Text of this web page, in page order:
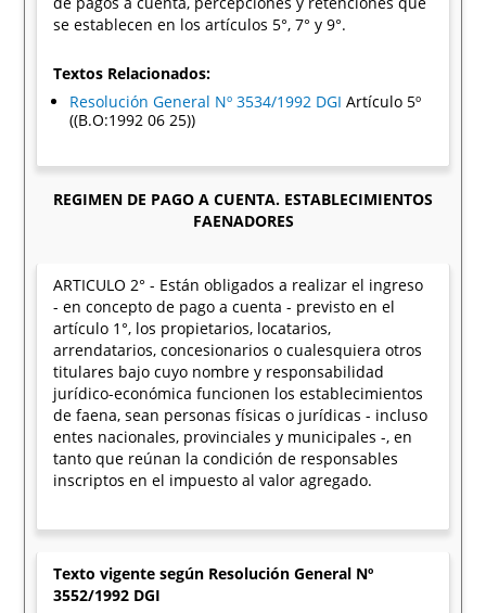
se establecen en los artículos 5°, 7° y 9°.
Textos Relacionados:
Resolución General Nº 3534/1992 DGI Artículo 5º
((B.O:1992 06 25))
REGIMEN DE PAGO A CUENTA. ESTABLECIMIENTOS
FAENADORES
ARTICULO 2° - Están obligados a realizar el ingreso
- en concepto de pago a cuenta - previsto en el
artículo 1°, los propietarios, locatarios,
arrendatarios, concesionarios o cualesquiera otros
titulares bajo cuyo nombre y responsabilidad
jurídico-económica funcionen los establecimientos
de faena, sean personas físicas o jurídicas - incluso
entes nacionales, provinciales y municipales -, en
tanto que reúnan la condición de responsables
inscriptos en el impuesto al valor agregado.
Texto vigente según Resolución General Nº
3552/1992 DGI